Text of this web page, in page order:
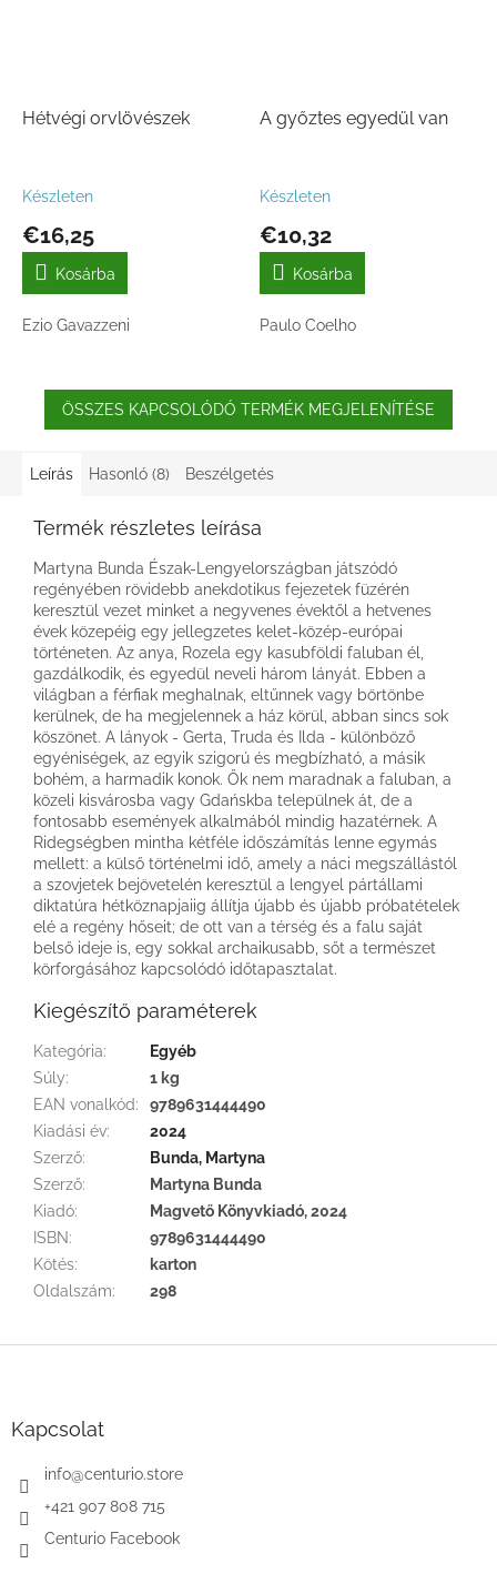
Hétvégi orvlövészek
Készleten
€16,25
Kosárba
Ezio Gavazzeni
A győztes egyedül van
Készleten
€10,32
Kosárba
Paulo Coelho
ÖSSZES KAPCSOLÓDÓ TERMÉK MEGJELENÍTÉSE
Leírás Hasonló (8) Beszélgetés
Termék részletes leírása
Martyna Bunda Észak-Lengyelországban játszódó
regényében rövidebb anekdotikus fejezetek füzérén
keresztül vezet minket a negyvenes évektől a hetvenes
évek közepéig egy jellegzetes kelet-közép-európai
történeten. Az anya, Rozela egy kasubföldi faluban él,
gazdálkodik, és egyedül neveli három lányát. Ebben a
világban a férfiak meghalnak, eltűnnek vagy börtönbe
kerülnek, de ha megjelennek a ház körül, abban sincs sok
köszönet. A lányok - Gerta, Truda és Ilda - különböző
egyéniségek, az egyik szigorú és megbízható, a másik
bohém, a harmadik konok. Ők nem maradnak a faluban, a
közeli kisvárosba vagy Gdańskba települnek át, de a
fontosabb események alkalmából mindig hazatérnek. A
Ridegségben mintha kétféle időszámítás lenne egymás
mellett: a külső történelmi idő, amely a náci megszállástól
a szovjetek bejövetelén keresztül a lengyel pártállami
diktatúra hétköznapjaiig állítja újabb és újabb próbatételek
elé a regény hőseit; de ott van a térség és a falu saját
belső ideje is, egy sokkal archaikusabb, sőt a természet
körforgásához kapcsolódó időtapasztalat.
Kiegészítő paraméterek
Kategória:
Egyéb
Súly:
1 kg
EAN vonalkód:
9789631444490
Kiadási év:
2024
Szerző:
Bunda, Martyna
Szerző:
Martyna Bunda
Kiadó:
Magvető Könyvkiadó, 2024
ISBN:
9789631444490
Kötés:
karton
Oldalszám: 298
Kapcsolat
info@centurio.store
+421 907 808 715
Centurio Facebook